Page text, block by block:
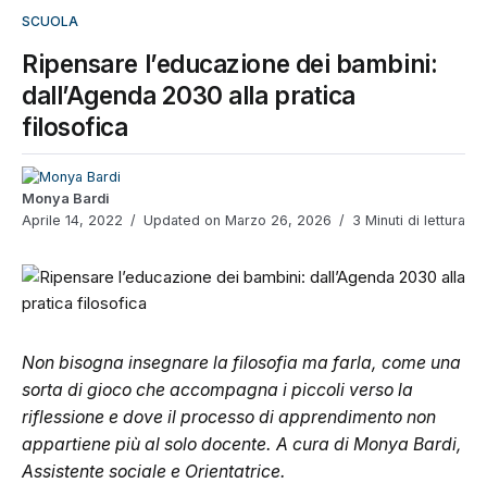
SCUOLA
Ripensare l’educazione dei bambini:
dall’Agenda 2030 alla pratica
filosofica
Monya Bardi
Aprile 14, 2022
Updated on Marzo 26, 2026 3 Minuti di lettura
Non bisogna insegnare la filosofia ma farla, come una
sorta di gioco che accompagna i piccoli verso la
riflessione e dove il processo di apprendimento non
appartiene più al solo docente. A cura di Monya Bardi,
Assistente sociale e Orientatrice.